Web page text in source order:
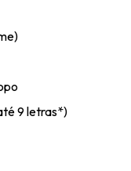
9 letras*)